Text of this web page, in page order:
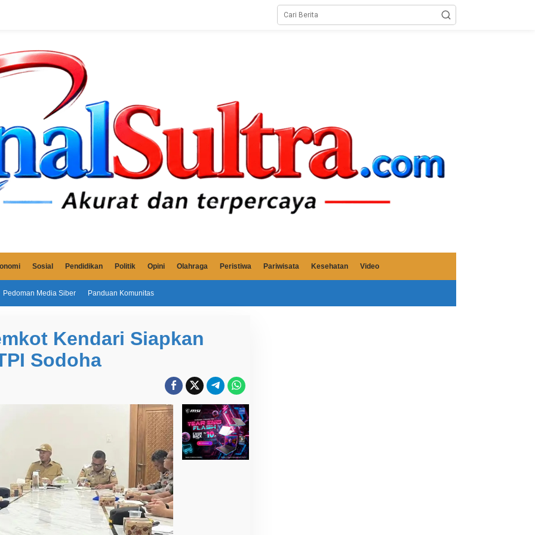
Sosial Pendidikan Politik Opini Olahraga Peristiwa Pariwisata Kesehatan Video
Pedoman Media Siber Panduan Komunitas
Kendari Siapkan
Sodoha